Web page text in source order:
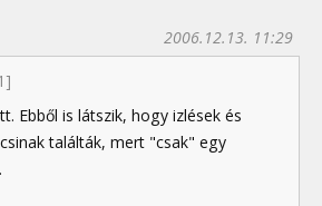
2006.12.13. 11:29
Ebből is látszik, hogy izlések és
találták, mert "csak" egy